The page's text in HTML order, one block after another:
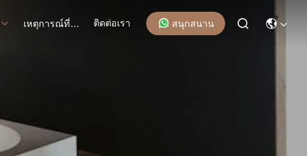
เหตุการณ์ที่เกิดขึ้น ติดต่อเรา สนุกสนาน